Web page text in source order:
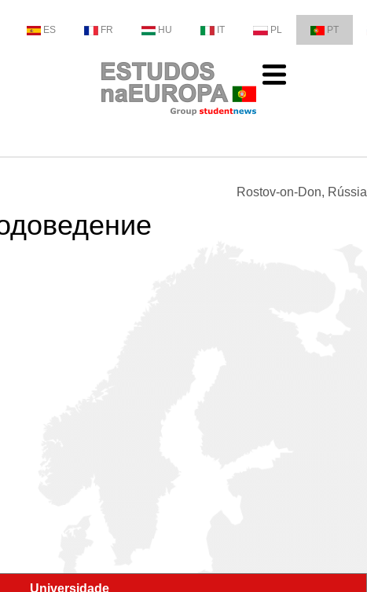
ES FR HU IT PL PT
Rostov-on-Don, Rússia
Universidade